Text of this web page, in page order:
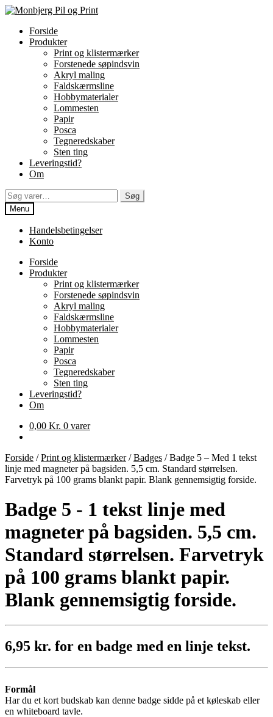
Spring
navigation
Spring
indholdForside
Produkter
Print og klistermærker
Forstenede søpindsvin
Akryl maling
Faldskærmsline
Hobbymaterialer
Lommesten
Papir
Posca
Tegneredskaber
Sten ting
Leveringstid?
Om
Søg
efter:
Søg
Menu
Handelsbetingelser
Konto
Forside
Produkter
Print og klistermærker
Forstenede søpindsvin
Akryl maling
Faldskærmsline
Hobbymaterialer
Lommesten
Papir
Posca
Tegneredskaber
Sten ting
Leveringstid?
Om
0,00 Kr. 0 varer
Forside /Print og klistermærker/Badges /Badge 5 – Med 1 tekst
linje med magneter på bagsiden. 5,5 cm. Standard størrelsen.
Farvetryk på 100 grams blankt papir. Blank gennemsigtig forside.
Badge 5 - 1 tekst linje med
magneter på bagsiden. 5,5 cm.
Standard størrelsen. Farvetryk
på 100 grams blankt papir.
Blank gennemsigtig forside.
6,95 kr. for en badge med en linje tekst.
Formål
Har du et kort budskab kan denne badge sidde på et køleskab eller
en whiteboard tavle.